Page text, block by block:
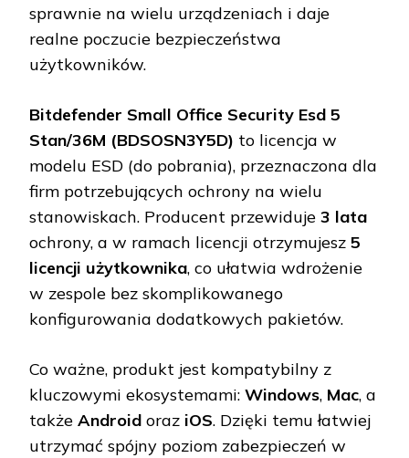
sprawnie na wielu urządzeniach i daje
realne poczucie bezpieczeństwa
użytkowników.
Bitdefender Small Office Security Esd 5
Stan/36M (BDSOSN3Y5D) to licencja w
modelu ESD (do pobrania), przeznaczona dla
firm potrzebujących ochrony na wielu
stanowiskach. Producent przewiduje 3 lata
ochrony, a w ramach licencji otrzymujesz 5
licencji użytkownika, co ułatwia wdrożenie
w zespole bez skomplikowanego
konfigurowania dodatkowych pakietów.
Co ważne, produkt jest kompatybilny z
kluczowymi ekosystemami: Windows, Mac, a
także Android oraz iOS. Dzięki temu łatwiej
utrzymać spójny poziom zabezpieczeń w